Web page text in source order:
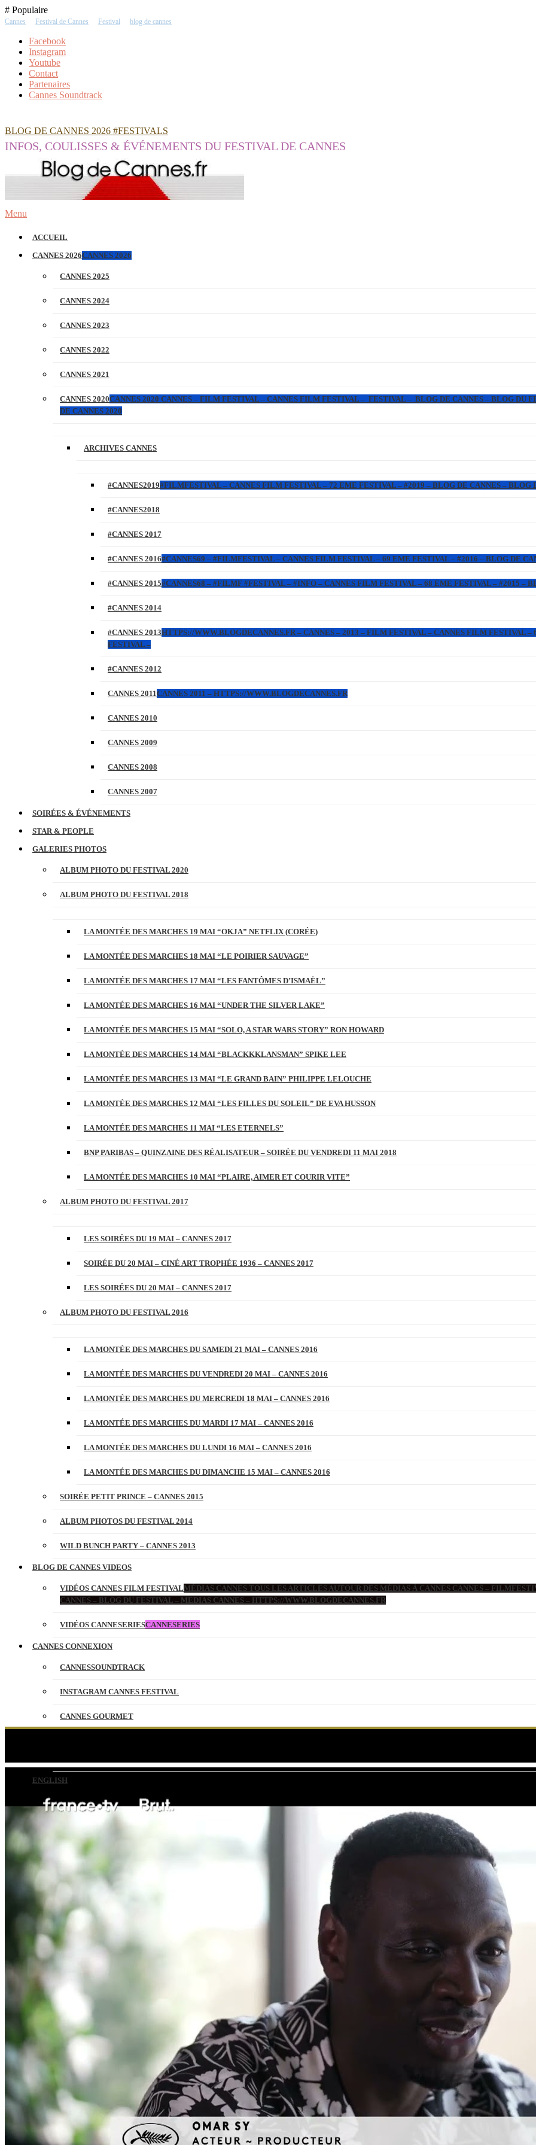
Skip
To
# Populaire
Cannes Festival de Cannes Festival blog de cannes
Facebook
Instagram
Youtube
Contact
Partenaires
Cannes Soundtrack
BLOG DE CANNES 2026 #FESTIVALS
INFOS, COULISSES & ÉVÉNEMENTS DU FESTIVAL DE CANNES
Menu
ACCUEIL
CANNES 2026CANNES 2026
CANNES 2025
CANNES 2024
CANNES 2023
CANNES 2022
CANNES 2021
CANNES 2020CANNES 2020 CANNES – FILM FESTIVAL – CANNES FILM FESTIVAL – FESTIVAL – BLOG DE CANNES – BLOG DU
DE CANNES 2020
ARCHIVES CANNES
#CANNES2019#FILMFESTIVAL – CANNES FILM FESTIVAL – 72 EME FESTIVAL – #2019 – BLOG DE CANNES – BLOG
#CANNES2018
#CANNES 2017
#CANNES 2016#CANNES69 – #FILMFESTIVAL – CANNES FILM FESTIVAL – 69 EME FESTIVAL – #2016 – BLOG DE
#CANNES 2015#CANNES68 – #FILMF #FESTIVAL – #INFO – CANNES FILM FESTIVAL – 68 EME FESTIVAL – #2015 –
#CANNES 2014
#CANNES 2013HTTPS://WWW.BLOGDECANNES.FR – CANNES – 2013 – FILM FESTIVAL – CANNES FILM FESTIVAL
FESTIVAL –
#CANNES 2012
CANNES 2011CANNES 2011 – HTTPS://WWW.BLOGDECANNES.FR
CANNES 2010
CANNES 2009
CANNES 2008
CANNES 2007
SOIRÉES & ÉVÉNEMENTS
STAR & PEOPLE
GALERIES PHOTOS
ALBUM PHOTO DU FESTIVAL 2020
ALBUM PHOTO DU FESTIVAL 2018
LA MONTÉE DES MARCHES 19 MAI “OKJA” NETFLIX (CORÉE)
LA MONTÉE DES MARCHES 18 MAI “LE POIRIER SAUVAGE”
LA MONTÉE DES MARCHES 17 MAI “LES FANTÔMES D’ISMAËL”
LA MONTÉE DES MARCHES 16 MAI “UNDER THE SILVER LAKE”
LA MONTÉE DES MARCHES 15 MAI “SOLO, A STAR WARS STORY” RON HOWARD
LA MONTÉE DES MARCHES 14 MAI “BLACKKKLANSMAN” SPIKE LEE
LA MONTÉE DES MARCHES 13 MAI “LE GRAND BAIN” PHILIPPE LELOUCHE
LA MONTÉE DES MARCHES 12 MAI “LES FILLES DU SOLEIL” DE EVA HUSSON
LA MONTÉE DES MARCHES 11 MAI “LES ETERNELS”
BNP PARIBAS – QUINZAINE DES RÉALISATEUR – SOIRÉE DU VENDREDI 11 MAI 2018
LA MONTÉE DES MARCHES 10 MAI “PLAIRE, AIMER ET COURIR VITE”
ALBUM PHOTO DU FESTIVAL 2017
LES SOIRÉES DU 19 MAI – CANNES 2017
SOIRÉE DU 20 MAI – CINÉ ART TROPHÉE 1936 – CANNES 2017
LES SOIRÉES DU 20 MAI – CANNES 2017
ALBUM PHOTO DU FESTIVAL 2016
LA MONTÉE DES MARCHES DU SAMEDI 21 MAI – CANNES 2016
LA MONTÉE DES MARCHES DU VENDREDI 20 MAI – CANNES 2016
LA MONTÉE DES MARCHES DU MERCREDI 18 MAI – CANNES 2016
LA MONTÉE DES MARCHES DU MARDI 17 MAI – CANNES 2016
LA MONTÉE DES MARCHES DU LUNDI 16 MAI – CANNES 2016
LA MONTÉE DES MARCHES DU DIMANCHE 15 MAI – CANNES 2016
SOIRÉE PETIT PRINCE – CANNES 2015
ALBUM PHOTOS DU FESTIVAL 2014
WILD BUNCH PARTY – CANNES 2013
BLOG DE CANNES VIDEOS
VIDÉOS CANNES FILM FESTIVALMÉDIAS CANNES TOUS LES ARTICLES AUTOUR DES MÉDIAS À CANNES CANNES –
CANNES – BLOG DU FESTIVAL – MEDIAS CANNES – HTTPS://WWW.BLOGDECANNES.FR
VIDÉOS CANNESERIESCANNESERIES
CANNES CONNEXION
CANNESSOUNDTRACK
INSTAGRAM CANNES FESTIVAL
CANNES GOURMET
ENGLISH